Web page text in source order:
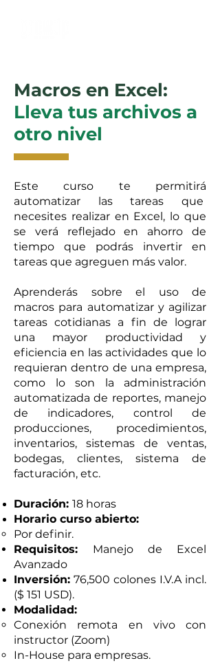
Macros en Excel:
Lleva tus archivos a
otro nivel
Este curso te permitirá
automatizar las tareas que
necesites realizar en Excel, lo que
se verá reflejado en ahorro de
tiempo que podrás invertir en
tareas que agreguen más valor.
Aprenderás sobre el uso de
macros para automatizar y agilizar
tareas cotidianas a fin de lograr
una mayor productividad y
eficiencia en las actividades que lo
requieran dentro de una empresa,
como lo son la administración
automatizada de reportes, manejo
de indicadores, control de
producciones, procedimientos,
inventarios, sistemas de ventas,
bodegas, clientes, sistema de
facturación, etc.
Duración: 18 horas
Horario curso abierto: ​​
Por definir.
Requisitos: Manejo de Excel
Avanzado
Inversión: 76,500 colones I.V.A incl.
($ 151 USD).
Modalidad:​​
Conexión remota en vivo con
instructor (Zoom)
In-House para empresas.